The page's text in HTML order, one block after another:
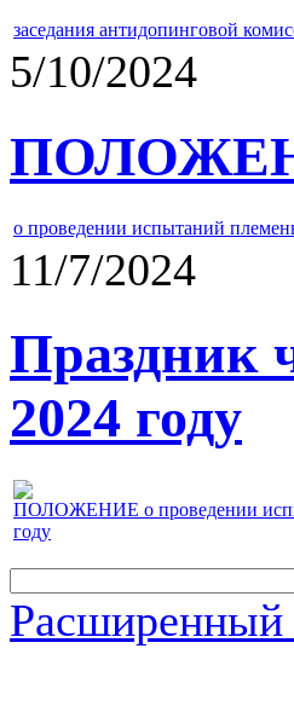
заседания антидопинговой
5/10/2024
о проведении испытаний
11/7/2024
Праздник
2024 году
ПОЛОЖЕНИЕ о проведении
году
Расширенный